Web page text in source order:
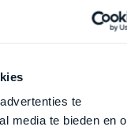
te
media te bieden en